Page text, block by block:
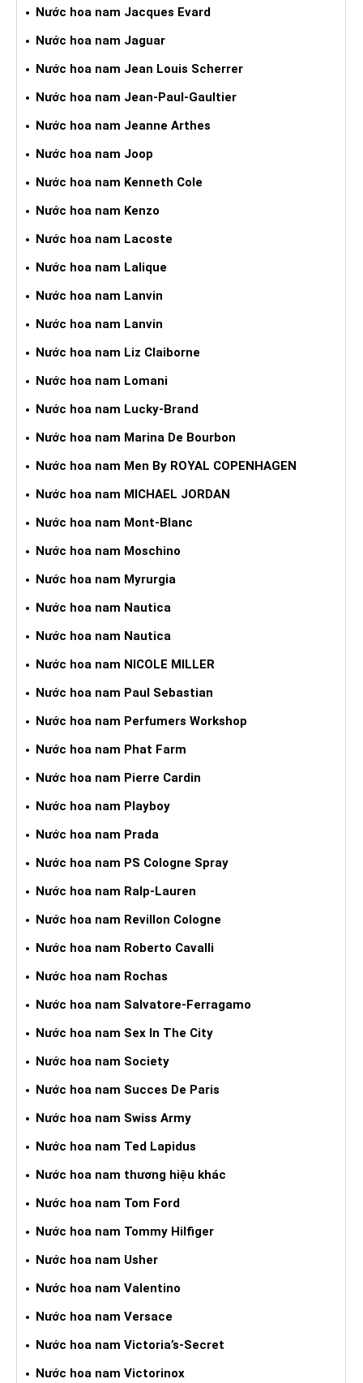
Nước hoa nam Jacques Evard
Nước hoa nam Jaguar
Nước hoa nam Jean Louis Scherrer
Nước hoa nam Jean-Paul-Gaultier
Nước hoa nam Jeanne Arthes
Nước hoa nam Joop
Nước hoa nam Kenneth Cole
Nước hoa nam Kenzo
Nước hoa nam Lacoste
Nước hoa nam Lalique
Nước hoa nam Lanvin
Nước hoa nam Lanvin
Nước hoa nam Liz Claiborne
Nước hoa nam Lomani
Nước hoa nam Lucky-Brand
Nước hoa nam Marina De Bourbon
Nước hoa nam Men By ROYAL COPENHAGEN
Nước hoa nam MICHAEL JORDAN
Nước hoa nam Mont-Blanc
Nước hoa nam Moschino
Nước hoa nam Myrurgia
Nước hoa nam Nautica
Nước hoa nam Nautica
Nước hoa nam NICOLE MILLER
Nước hoa nam Paul Sebastian
Nước hoa nam Perfumers Workshop
Nước hoa nam Phat Farm
Nước hoa nam Pierre Cardin
Nước hoa nam Playboy
Nước hoa nam Prada
Nước hoa nam PS Cologne Spray
Nước hoa nam Ralp-Lauren
Nước hoa nam Revillon Cologne
Nước hoa nam Roberto Cavalli
Nước hoa nam Rochas
Nước hoa nam Salvatore-Ferragamo
Nước hoa nam Sex In The City
Nước hoa nam Society
Nước hoa nam Succes De Paris
Nước hoa nam Swiss Army
Nước hoa nam Ted Lapidus
Nước hoa nam thương hiệu khác
Nước hoa nam Tom Ford
Nước hoa nam Tommy Hilfiger
Nước hoa nam Usher
Nước hoa nam Valentino
Nước hoa nam Versace
Nước hoa nam Victoria’s-Secret
Nước hoa nam Victorinox